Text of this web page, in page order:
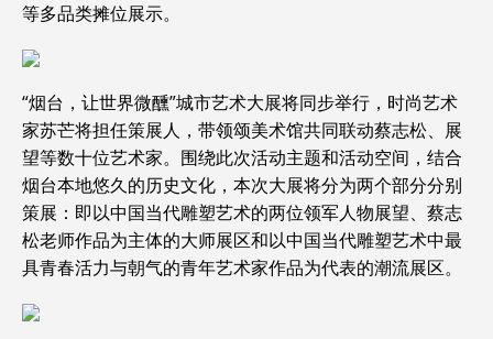
等多品类摊位展示。
“烟台，让世界微醺”城市艺术大展将同步举行，时尚艺术
家苏芒将担任策展人，带领颂美术馆共同联动蔡志松、展
望等数十位艺术家。围绕此次活动主题和活动空间，结合
烟台本地悠久的历史文化，本次大展将分为两个部分分别
策展：即以中国当代雕塑艺术的两位领军人物展望、蔡志
松老师作品为主体的大师展区和以中国当代雕塑艺术中最
具青春活力与朝气的青年艺术家作品为代表的潮流展区。